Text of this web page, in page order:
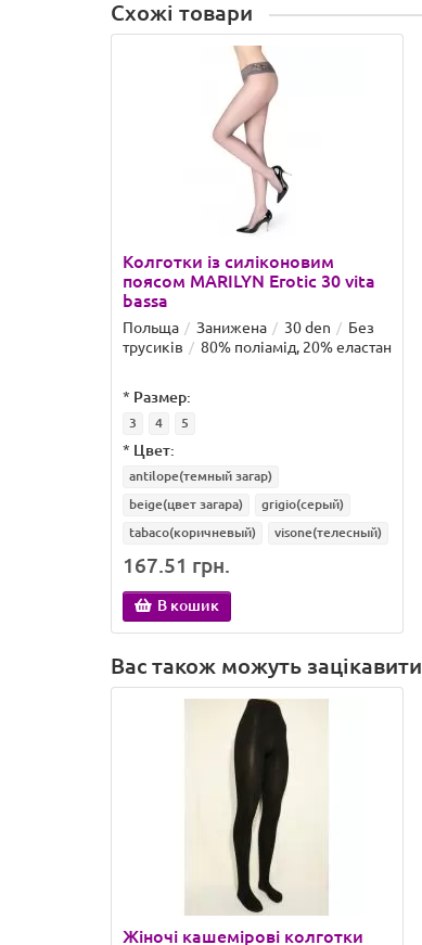
Схожі товари
Колготки із силіконовим
поясом MARILYN Erotic 30 vita
bassa
Польща Занижена 30 den
Без
трусиків
80% поліамід, 20% еластан
* Размер:
3 4 5
* Цвет:
antilope(темный загар)
beige(цвет загара)
grigio(серый)
tabaco(коричневый)
visone(телесный)
167.51 грн.
В кошик
Вас також можуть зацікавити
Жіночі кашемірові колготки